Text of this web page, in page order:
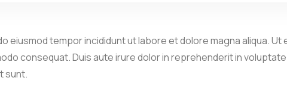
tempor incididunt ut labore et dolore magna aliqua. Ut
consequat. Duis aute irure dolor in reprehenderit in
sunt.